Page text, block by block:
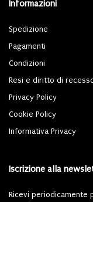
Informazioni
Spedizione
Pagamenti
Condizioni
Resi e diritto di
Privacy Policy
Cookie Policy
Informativa Privacy
Iscrizione alla
Ricevi periodicamente